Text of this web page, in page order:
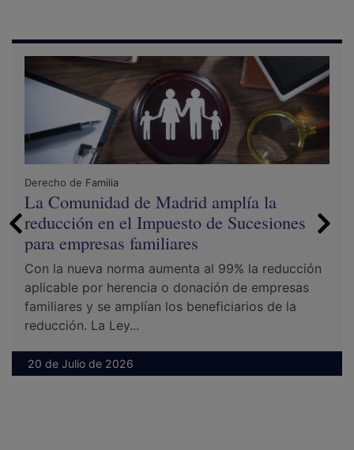
Derecho de Familia
La Comunidad de Madrid amplía la
reducción en el Impuesto de Sucesiones
para empresas familiares
Con la nueva norma aumenta al 99% la reducción
aplicable por herencia o donación de empresas
familiares y se amplían los beneficiarios de la
reducción. La Ley...
20 de Julio de 2026